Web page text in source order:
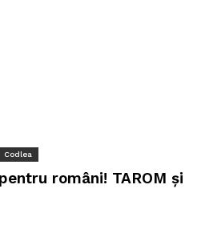
Codlea
români! TAROM și